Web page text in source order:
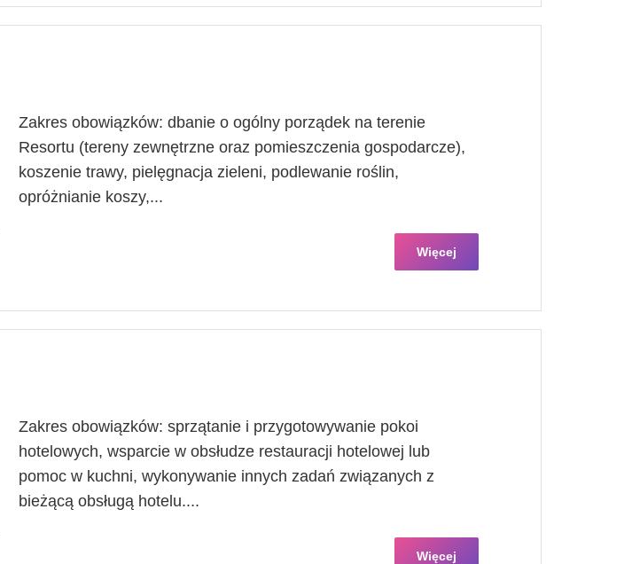
Zakres obowiązków: dbanie o ogólny porządek na terenie
Resortu (tereny zewnętrzne oraz pomieszczenia gospodarcze),
koszenie trawy, pielęgnacja zieleni, podlewanie roślin,
opróżnianie koszy,...
Więcej
Zakres obowiązków: sprzątanie i przygotowywanie pokoi
hotelowych, wsparcie w obsłudze restauracji hotelowej lub
pomoc w kuchni, wykonywanie innych zadań związanych z
bieżącą obsługą hotelu....
Więcej